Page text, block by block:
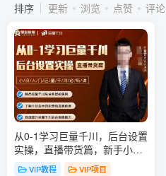
排序 更新 浏览 点赞 评论
从0-1学习巨量千川，后台设置
实操，直播带货篇，新手小白
入门千川必听课
VIP教程 VIP项目